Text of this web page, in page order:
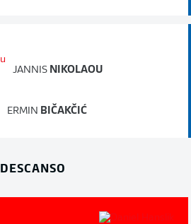
JANNIS NIKOLAOU
ERMIN BIČAKČIĆ
DESCANSO